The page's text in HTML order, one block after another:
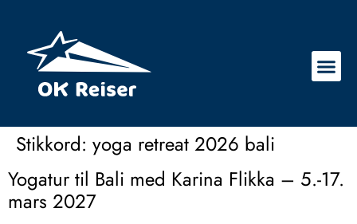
Stikkord: yoga retreat 2026 bali
Yogatur til Bali med Karina Flikka – 5.-17.
mars 2027